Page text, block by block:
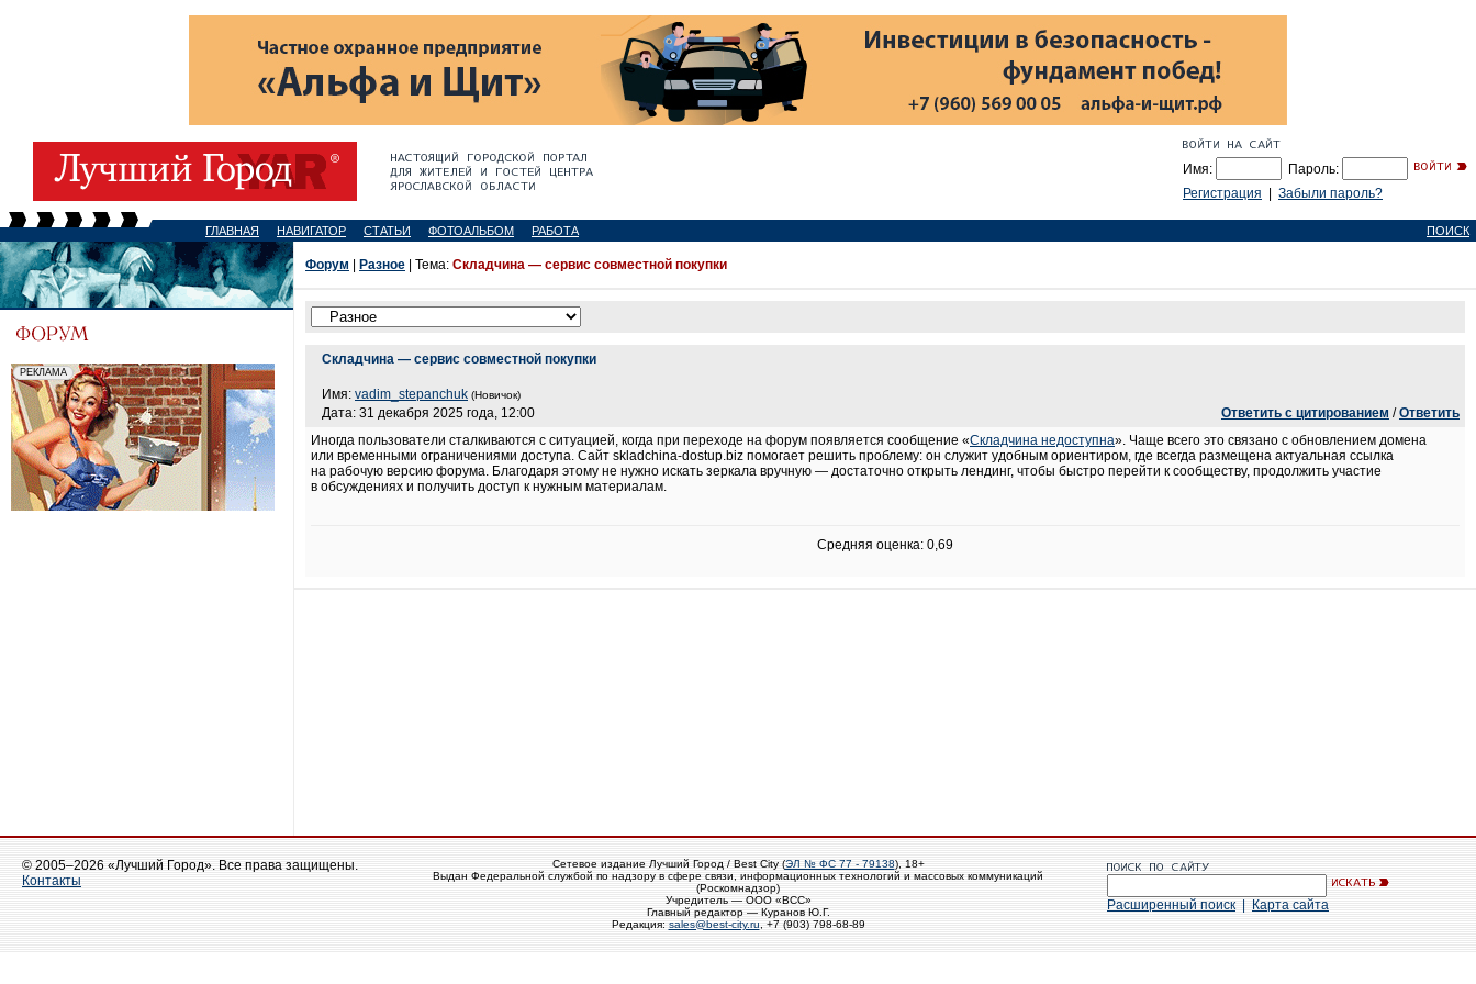
Имя:
Пароль:
Регистрация
Забыли пароль?
ГЛАВНАЯ НАВИГАТОР СТАТЬИ ФОТОАЛЬБОМ РАБОТА ПОИСК
Форум Разное | Тема: Складчина — сервис совместной покупки
Складчина — сервис совместной покупки
Имя: vadim_stepanchuk (Новичок)
Дата: 31 декабря 2025 года, 12:00 Ответить с цитированием /Ответить
Иногда пользователи сталкиваются с ситуацией, когда при переходе на форум появляется сообщение «Складчина недоступна». Чаще всего это связано с обновлением домена
или временными ограничениями доступа. Сайт skladchina-dostup.biz помогает решить проблему: он служит удобным ориентиром, где всегда размещена актуальная ссылка
на рабочую версию форума. Благодаря этому не нужно искать зеркала вручную — достаточно открыть лендинг, чтобы быстро перейти к сообществу, продолжить участие
в обсуждениях и получить доступ к нужным материалам.
Средняя оценка: 0,69
© 2005–2026 «Лучший Город». Все права защищены.
Контакты
Сетевое издание Лучший Город / Best City (ЭЛ № ФС 77 - 79138), 18+
Выдан Федеральной службой по надзору в сфере связи, информационных технологий и массовых коммуникаций
(Роскомнадзор)
Учредитель — ООО «ВСС»
Главный редактор — Куранов Ю.Г.
Редакция: sales@best-city.ru , +7 (903) 798-68-89
Расширенный поиск Карта сайта